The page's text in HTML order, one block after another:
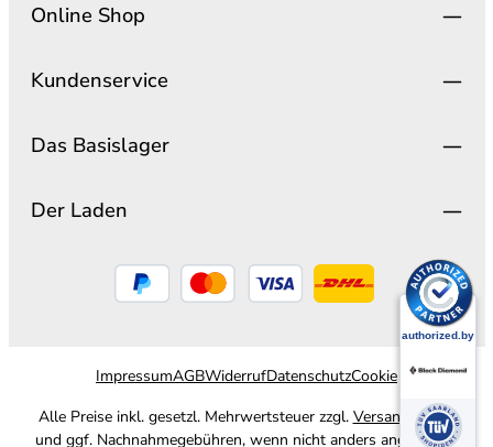
Online Shop
Kundenservice
Das Basislager
Der Laden
ImpressumAGBWiderrufDatenschutzCookie
Alle Preise inkl. gesetzl. Mehrwertsteuer zzgl. Versandkosten
und ggf. Nachnahmegebühren, wenn nicht anders angegeben.